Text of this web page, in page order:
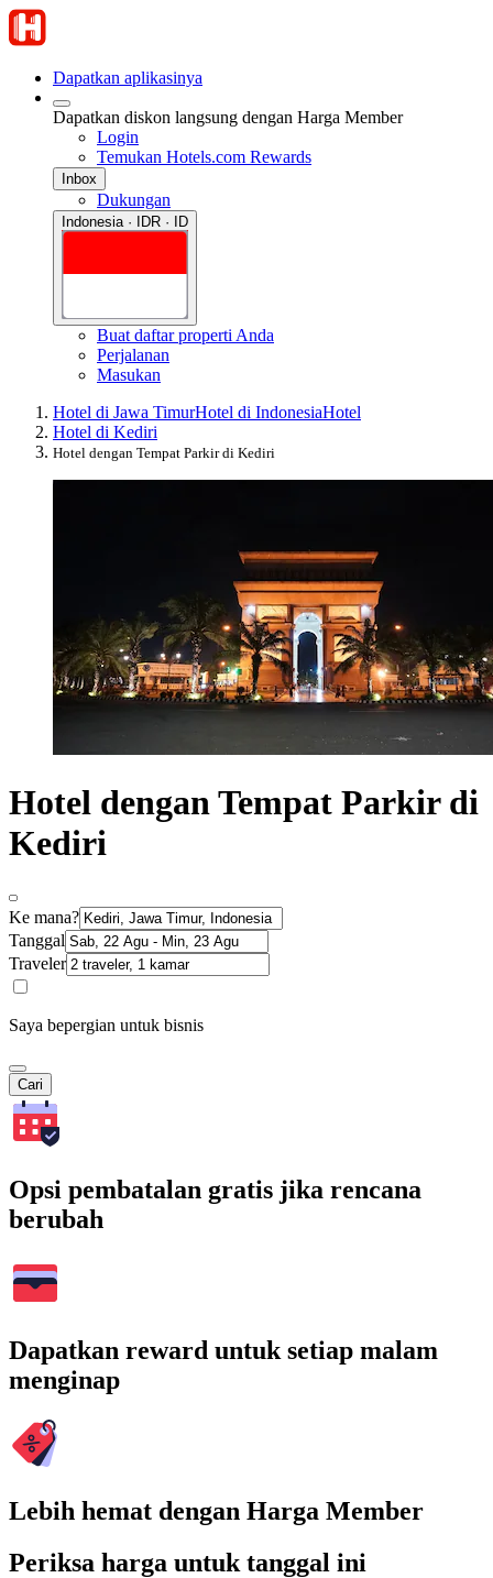
Dapatkan aplikasinya
Dapatkan diskon langsung dengan Harga Member
Login
Temukan Hotels.com Rewards
Inbox
Dukungan
Indonesia · IDR · ID
Buat daftar properti Anda
Perjalanan
Masukan
Hotel di Jawa TimurHotel di IndonesiaHotel
Hotel di Kediri
Hotel dengan Tempat Parkir di Kediri
Hotel dengan Tempat Parkir di
Kediri
Ke mana?
Tanggal
Traveler
Saya bepergian untuk bisnis
Cari
Opsi pembatalan gratis jika rencana
berubah
Dapatkan reward untuk setiap malam
menginap
Lebih hemat dengan Harga Member
Periksa harga untuk tanggal ini